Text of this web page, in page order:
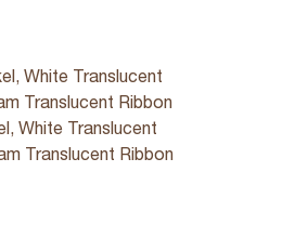
White Translucent
Translucent Ribbon
White Translucent
Translucent Ribbon